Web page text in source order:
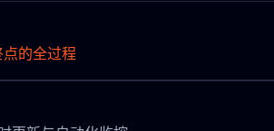
的全过程